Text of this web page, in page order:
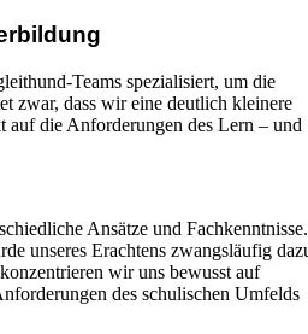
Teams spezialisiert, um die
zwar, dass wir eine deutlich kleinere
auf die Anforderungen des Lern – und
Ansätze und
unseres Erachtens zwangsläufig
wir uns bewusst auf
des schulischen Umfelds